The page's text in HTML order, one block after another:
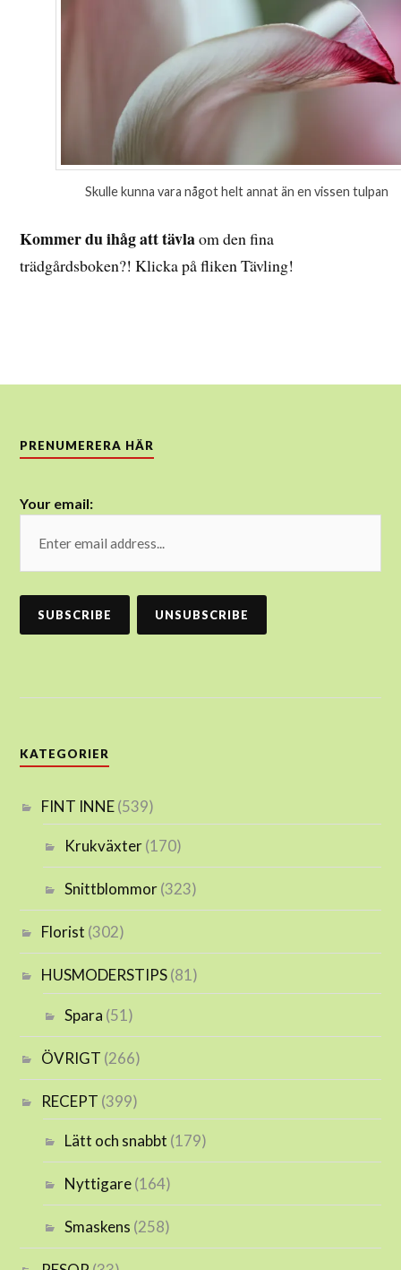
Skulle kunna vara något helt annat än en vissen tulpan
Kommer du ihåg att tävlaom den fina
trädgårdsboken?! Klicka på fliken Tävling!
PRENUMERERA HÄR
Your email:
KATEGORIER
FINT INNE(539)
Krukväxter(170)
Snittblommor(323)
Florist (302)
HUSMODERSTIPS(81)
Spara (51)
ÖVRIGT (266)
RECEPT (399)
Lätt och snabbt (179)
Nyttigare(164)
Smaskens (258)